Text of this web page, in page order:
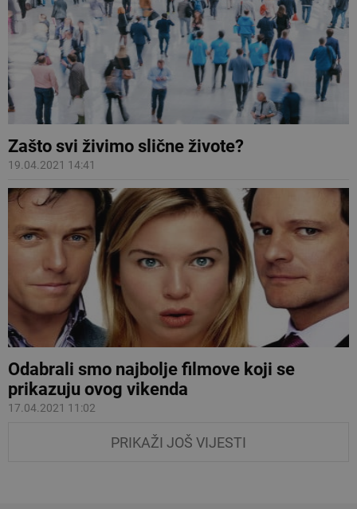
Zašto svi živimo slične živote?
19.04.2021 14:41
Odabrali smo najbolje filmove koji se
prikazuju ovog vikenda
17.04.2021 11:02
PRIKAŽI JOŠ VIJESTI